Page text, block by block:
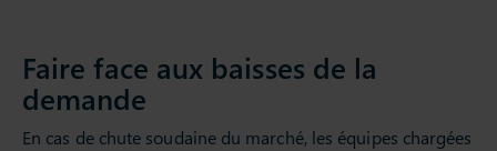
Faire face aux baisses de la
demande
En cas de chute soudaine du marché, les équipes chargées